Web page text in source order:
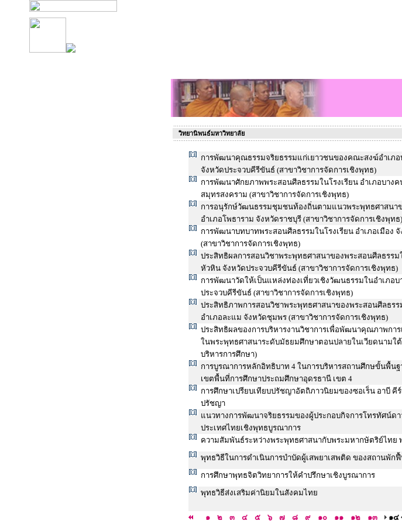
วิทยานิพนธ์มหาวิทยาลัย
การพัฒนาคุณธรรมจริยธรรมแก่เยาวชนของคณะสงฆ์อำเภอ
จังหวัดประจวบคีรีขันธ์ (สาขาวิชาการจัดการเชิงพุทธ)
การพัฒนาศักยภาพพระสอนศีลธรรมในโรงเรียน อำเภอบาง
สมุทรสงคราม (สาขาวิชาการจัดการเชิงพุทธ)
การอนุรักษ์วัฒนธรรมชุมชนท้องถิ่นตามแนวพระพุทธศาสนา
อำเภอโพธาราม จังหวัดราชบุรี (สาขาวิชาการจัดการเชิงพุทธ)
การพัฒนาบทบาทพระสอนศีลธรรมในโรงเรียน อำเภอเมือง
(สาขาวิชาการจัดการเชิงพุทธ)
ประสิทธิผลการสอนวิชาพระพุทธศาสนาของพระสอนศีลธรรม
หัวหิน จังหวัดประจวบคีรีขันธ์ (สาขาวิชาการจัดการเชิงพุทธ)
การพัฒนาวัดให้เป็นแหล่งท่องเที่ยวเชิงวัฒนธรรมในอำเภอบ
ประจวบคีรีขันธ์ (สาขาวิชาการจัดการเชิงพุทธ)
ประสิทธิภาพการสอนวิชาพระพุทธศาสนาของพระสอนศีลธรร
อำเภอละแม จังหวัดชุมพร (สาขาวิชาการจัดการเชิงพุทธ)
ประสิทธิผลของการบริหารงานวิชาการเพื่อพัฒนาคุณภาพการ
ในพระพุทธศาสนาระดับมัธยมศึกษาตอนปลายในเวียดนามใ
บริหารการศึกษา)
การบูรณาการหลักอิทธิบาท 4 ในการบริหารสถานศึกษขั้นพื้น
เขตพื้นที่การศึกษาประถมศึกษาอุดรธานี เขต 4
การศึกษาเปรียบเทียบปรัชญาอัตถิภาวนิยมของซอเร็น อาบี คี
ปรัชญา
แนวทางการพัฒนาจริยธรรมของผู้ประกอบกิจการโทรทัศน์ด
ประเทศไทยเชิงพุทธบูรณาการ
ความสัมพันธ์ระหว่างพระพุทธศาสนากับพระมหากษัตริย์ไทย พ
พุทธวิธีในการดำเนินการบำบัดผู้เสพยาเสพติด ของสถานพัก
การศึกษาพุทธจิตวิทยาการให้คำปรึกษาเชิงบูรณาการ
พุทธวิธีส่งเสริมค่านิยมในสังคมไทย
๑
๒ ๓ ๔ ๕ ๖ ๗ ๘ ๙ ๑๐ ๑๑ ๑๒ ๑๓ ๑๔